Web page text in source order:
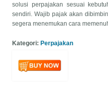
solusi perpajakan sesuai
sendiri. Wajib pajak akan
segera menemukan cara
Kategori:Perpajakan